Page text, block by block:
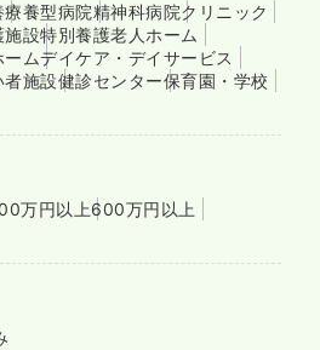
療養型病院精神科病院クリニック
施設特別養護老人ホーム
ームデイケア・デイサービス
者施設健診センター保育園・学校
万円以上600万円以上